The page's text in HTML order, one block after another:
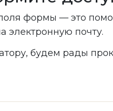
формы — это
электронную почту.
будем рады